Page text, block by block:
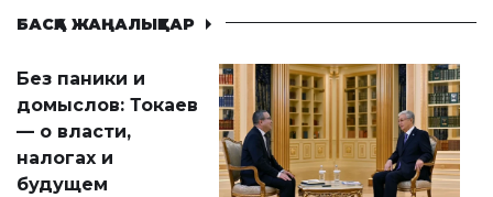
БАСҚА ЖАҢАЛЫҚТАР
Без паники и
домыслов: Токаев
— о власти,
налогах и
будущем